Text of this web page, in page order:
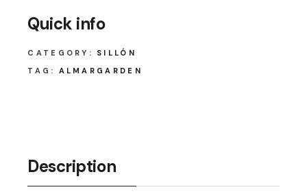
Quick info
CATEGORY:
SILLÓN
TAG:
ALMARGARDEN
Description